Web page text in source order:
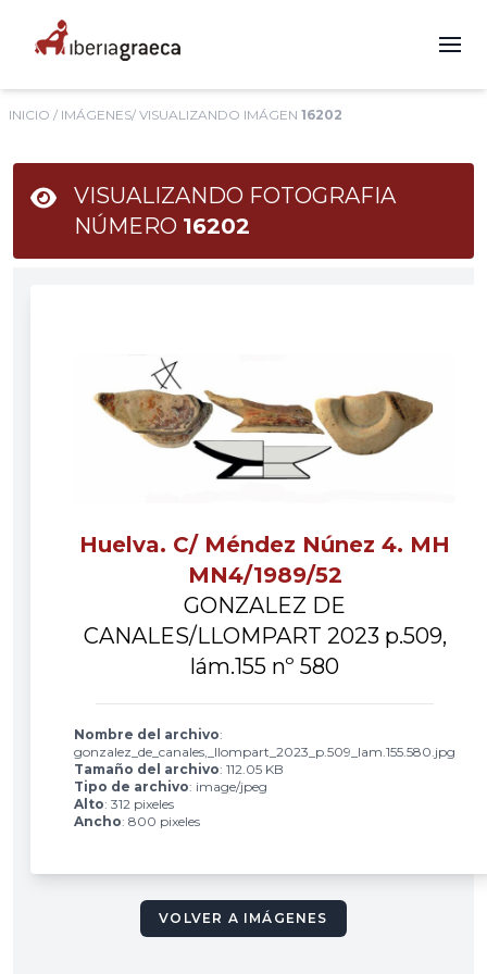
INICIO / IMÁGENES/ VISUALIZANDO IMÁGEN 16202
VISUALIZANDO FOTOGRAFIA
NÚMERO 16202
Huelva. C/ Méndez Núnez 4. MH
MN4/1989/52
GONZALEZ DE
CANALES/LLOMPART 2023 p.509,
lám.155 nº 580
Nombre del archivo:
gonzalez_de_canales,_llompart_2023_p.509_lam.155.580.jpg
Tamaño del archivo: 112.05 KB
Tipo de archivo: image/jpeg
Alto: 312 pixeles
Ancho: 800 pixeles
VOLVER A IMÁGENES